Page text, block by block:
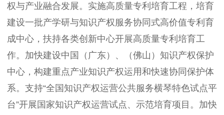
权与产业融合发展。实施高质量专利培育工程，培育
建设一批产学研与知识产权服务协同式高价值专利育
成中心，扶持各类创新中心开展高质量专利培育工
作。加快建设中国（广东）、（佛山）知识产权保护
中心，构建重点产业知识产权运用和快速协同保护体
系。支持“全国知识产权运营公共服务横琴特色试点平
台”开展国家知识产权运营试点、示范培育项目。加快